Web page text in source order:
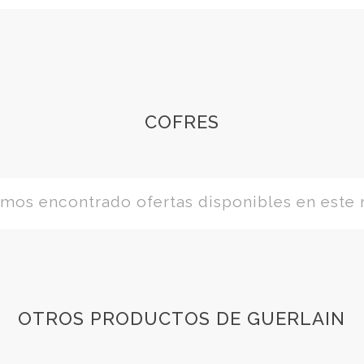
COFRES
encontrado ofertas disponibles en este
OTROS PRODUCTOS DE GUERLAIN